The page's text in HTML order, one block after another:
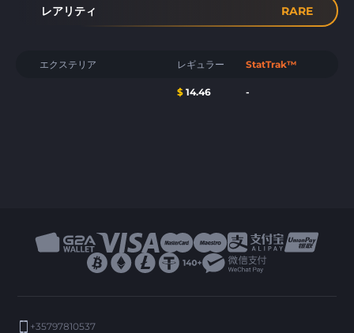
レアリティ RARE
エクステリア レギュラー StatTrak™
$ 14.46 -
+35797810537